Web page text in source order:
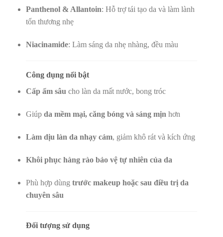
Panthenol & Allantoin: Hỗ trợ tái tạo da và làm lành
tổn thương nhẹ
Niacinamide: Làm sáng da nhẹ nhàng, đều màu
Công dụng nổi bật
Cấp ẩm sâucho làn da mất nước, bong tróc
Giúp da mềm mại, căng bóng và sáng mịn hơn
Làm dịu làn da nhạy cảm, giảm khô rát và kích ứng
Khôi phục hàng rào bảo vệ tự nhiên của da
Phù hợp dùng trước makeup hoặc sau điều trị da
chuyên sâu
Đối tượng sử dụng